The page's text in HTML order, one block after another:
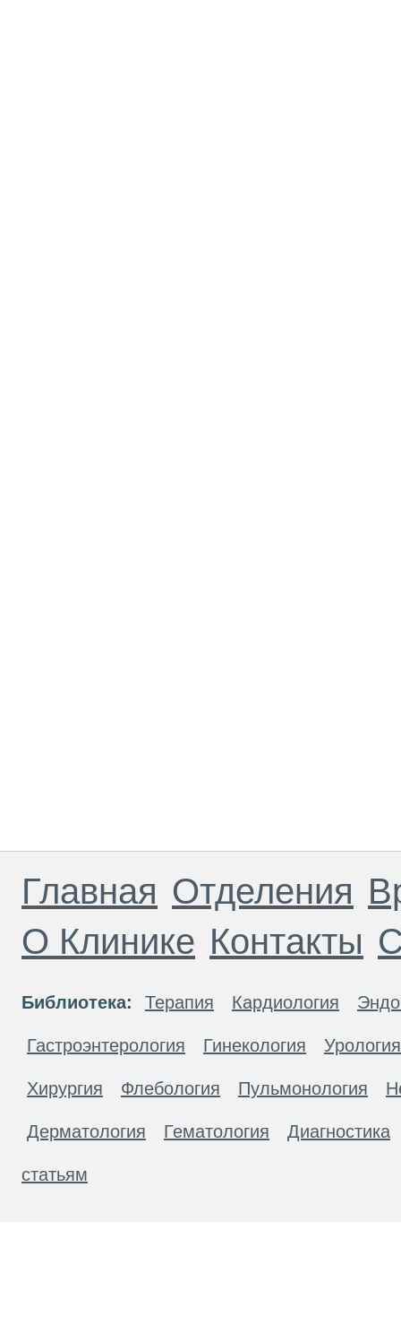
Главная Отделения
О Клинике Контакты
Библиотека: Терапия Кардиология
Гастроэнтерология Гинекология Урология
Хирургия Флебология Пульмонология
Дерматология Гематология Диагностика
статьям